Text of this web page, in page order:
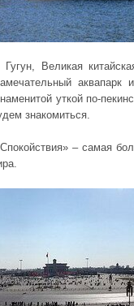
Великая
аквапарк и
уткой по-
знакомиться.
– самая